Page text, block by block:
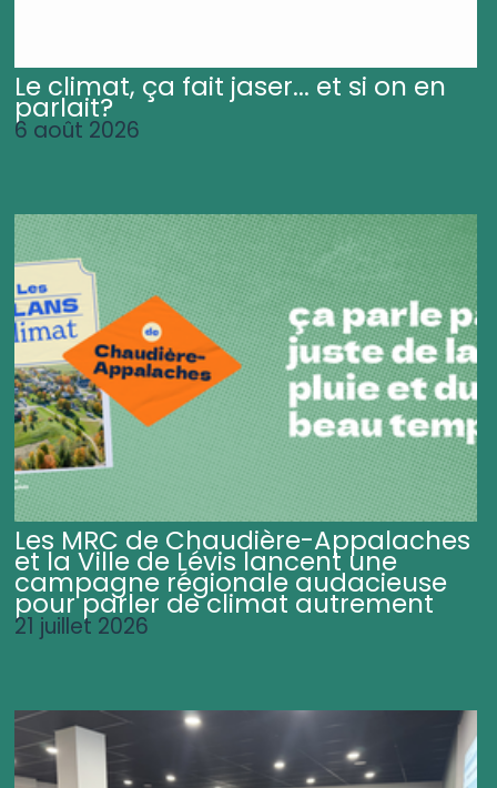
Le climat, ça fait jaser... et si on en
parlait?
6 août 2026
Les MRC de Chaudière-Appalaches
et la Ville de Lévis lancent une
campagne régionale audacieuse
pour parler de climat autrement
21 juillet 2026